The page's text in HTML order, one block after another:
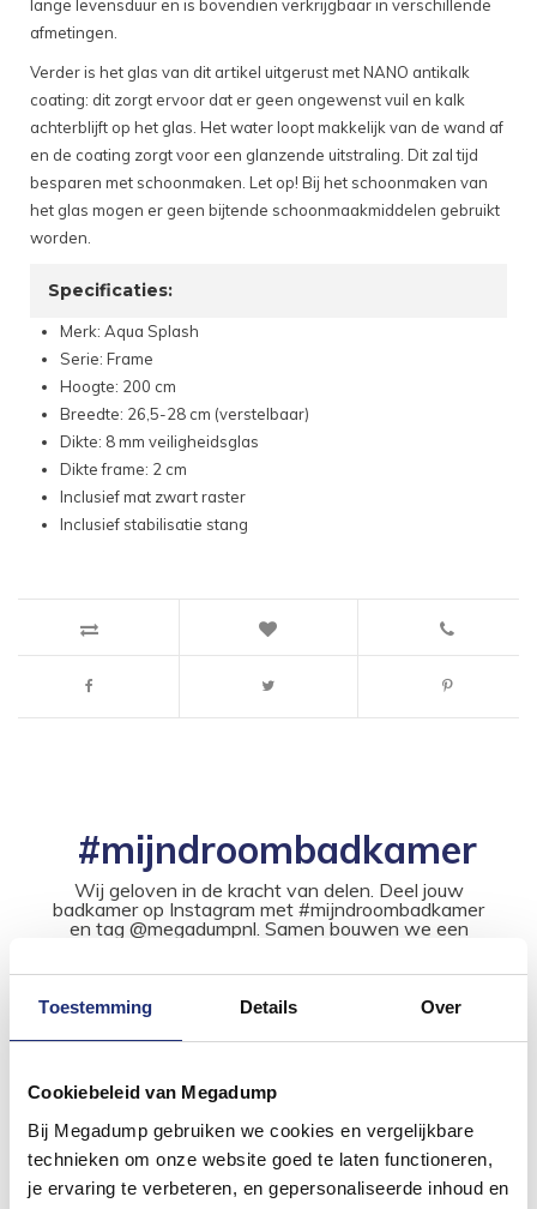
Toestemming Details Over
Cookiebeleid van Megadump
Bij Megadump gebruiken we cookies en vergelijkbare
technieken om onze website goed te laten functioneren,
je ervaring te verbeteren, en gepersonaliseerde inhoud en
lange levensduur en is bovendien verkrijgbaar in verschillende
afmetingen.
Verder is het glas van dit artikel uitgerust met NANO antikalk
coating: dit zorgt ervoor dat er geen ongewenst vuil en kalk
achterblijft op het glas. Het water loopt makkelijk van de wand af
en de coating zorgt voor een glanzende uitstraling. Dit zal tijd
besparen met schoonmaken. Let op! Bij het schoonmaken van
het glas mogen er geen bijtende schoonmaakmiddelen gebruikt
worden.
Specificaties:
Merk: Aqua Splash
Serie: Frame
Hoogte: 200 cm
Breedte: 26,5-28 cm (verstelbaar)
Dikte: 8 mm veiligheidsglas
Dikte frame: 2 cm
Inclusief mat zwart raster
Inclusief stabilisatie stang
#mijndroombadkamer
Wij geloven in de kracht van delen. Deel jouw
badkamer op Instagram met #mijndroombadkamer
en tag @megadumpnl. Samen bouwen we een